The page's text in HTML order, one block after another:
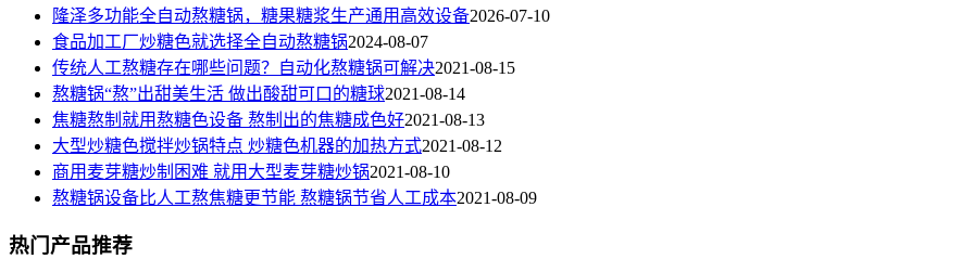
隆泽多功能全自动熬糖锅，糖果糖浆生产通用高效设备2026-07-10
食品加工厂炒糖色就选择全自动熬糖锅2024-08-07
传统人工熬糖存在哪些问题？自动化熬糖锅可解决2021-08-15
熬糖锅“熬”出甜美生活 做出酸甜可口的糖球2021-08-14
焦糖熬制就用熬糖色设备 熬制出的焦糖成色好2021-08-13
大型炒糖色搅拌炒锅特点 炒糖色机器的加热方式2021-08-12
商用麦芽糖炒制困难 就用大型麦芽糖炒锅2021-08-10
熬糖锅设备比人工熬焦糖更节能 熬糖锅节省人工成本2021-08-09
热门产品推荐